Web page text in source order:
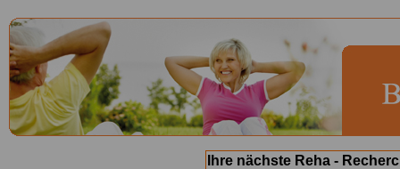
Ihre nächste Reha -